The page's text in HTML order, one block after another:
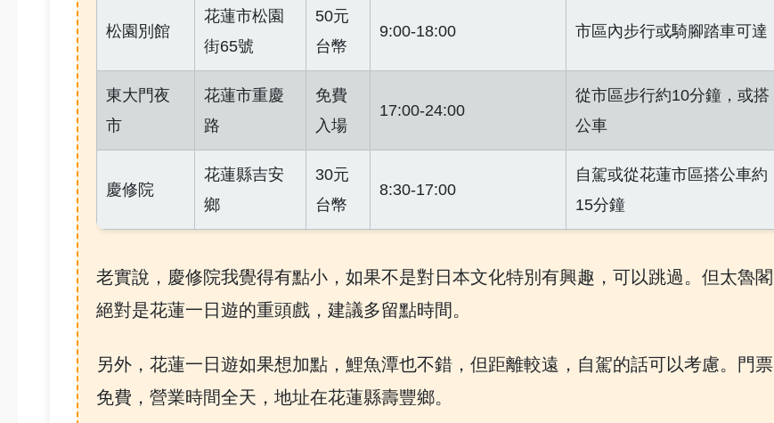
松園別館
花蓮市松園
街65號
50元
台幣
9:00-18:00 市區內步行或騎腳踏車可達
東大門夜
市
花蓮市重慶
路
免費
入場
17:00-24:00
從市區步行約10分鐘，或搭
公車
慶修院
花蓮縣吉安
鄉
30元
台幣
8:30-17:00
自駕或從花蓮市區搭公車約
15分鐘
老實說，慶修院我覺得有點小，如果不是對日本文化特別有興趣，可以跳過。但太魯閣
絕對是花蓮一日遊的重頭戲，建議多留點時間。
另外，花蓮一日遊如果想加點，鯉魚潭也不錯，但距離較遠，自駕的話可以考慮。門票
免費，營業時間全天，地址在花蓮縣壽豐鄉。